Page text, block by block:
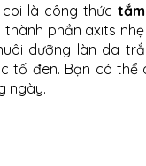
là công thức
phần axits
dưỡng làn da
tố đen. Bạn có thể
ngày.